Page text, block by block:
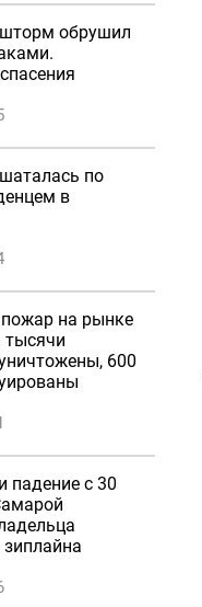
обрушил
по
в
на рынке
тысячи
600
падение с 30
зиплайна